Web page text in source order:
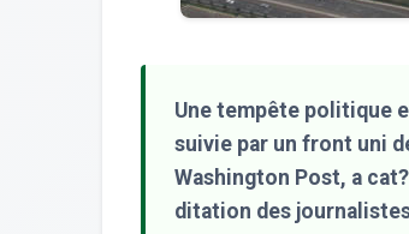
Une tempête politique
suivie par un front uni
Washington Post, a
ditation des